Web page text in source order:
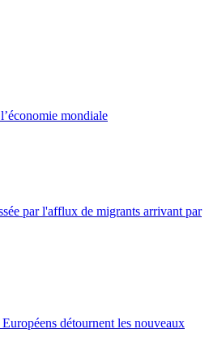
mondiale
par l'afflux de migrants arrivant par
détournent les nouveaux